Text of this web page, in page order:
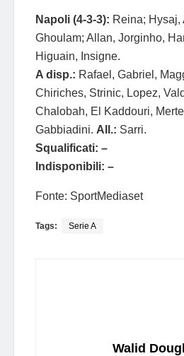
Napoli (4-3-3): Reina;
Ghoulam; Allan, Jorginho,
Higuain, Insigne.
A disp.: Rafael, Gabriel,
Chiriches, Strinic, Lopez,
Chalobah, El Kaddouri,
Gabbiadini. All.: Sarri.
Squalificati: –
Indisponibili: –
Fonte: SportMediaset
Tags: Serie A
Walid